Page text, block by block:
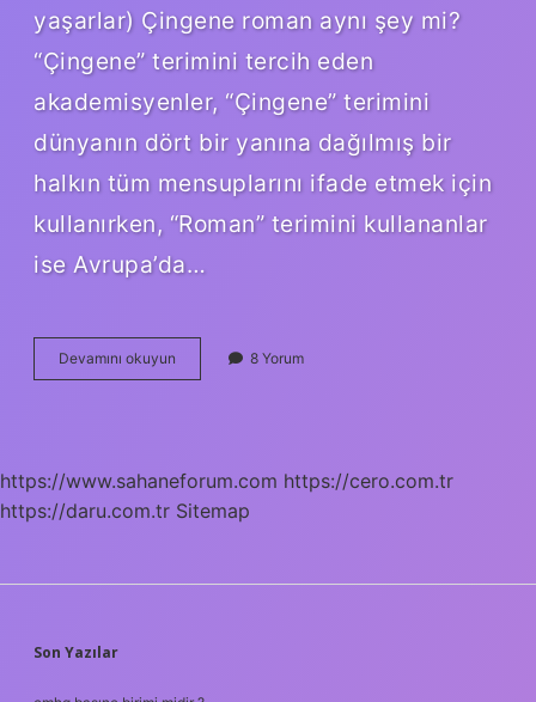
yaşarlar) Çingene roman aynı şey mi?
“Çingene” terimini tercih eden
akademisyenler, “Çingene” terimini
dünyanın dört bir yanına dağılmış bir
halkın tüm mensuplarını ifade etmek için
kullanırken, “Roman” terimini kullananlar
ise Avrupa’da…
Devamını okuyun Çingene
Yerine
8 Yorum
https://www.sahaneforum.com https://cero.com.tr
https://daru.com.tr Sitemap
SIDEBAR
Son Yazılar